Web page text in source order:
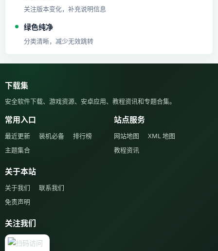
关注版本变化，补充说明信息
绿色纯净
分类清晰，减少无效跳转
下载集
安全软件下载、游戏资源、安卓应用、教程资讯和专题合集。
常用入口
最近更新 装机必备
排行榜
主题集合
站点服务
网站地图
XML 地图
教程资讯
关于本站
关于我们
联系我们
免责声明
关注我们